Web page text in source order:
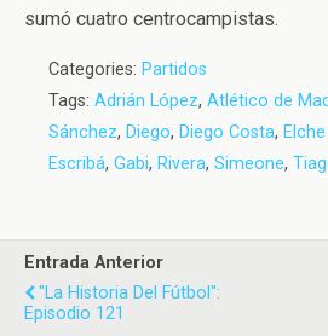
sumó cuatro centrocampistas.
Categories: Partidos
Tags: Adrián López, Atlético de
Sánchez, Diego, Diego Costa, Elche
Escribá, Gabi, Rivera, Simeone,
Entrada Anterior
"La Historia Del Fútbol":
Episodio 121